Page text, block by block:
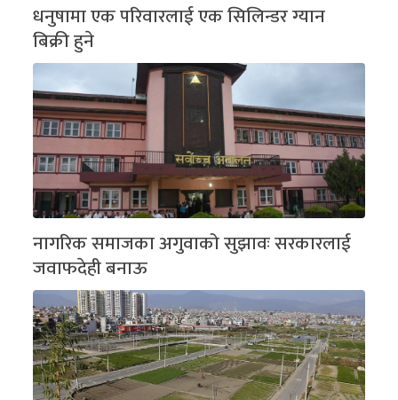
धनुषामा एक परिवारलाई एक सिलिन्डर ग्यान
बिक्री हुने
नागरिक समाजका अगुवाको सुझावः सरकारलाई
जवाफदेही बनाऊ